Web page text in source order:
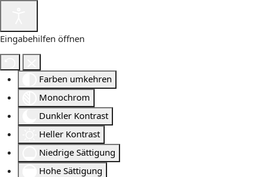
Eingabehilfen öffnen
Farben umkehren
Monochrom
Dunkler Kontrast
Heller Kontrast
Niedrige Sättigung
Hohe Sättigung